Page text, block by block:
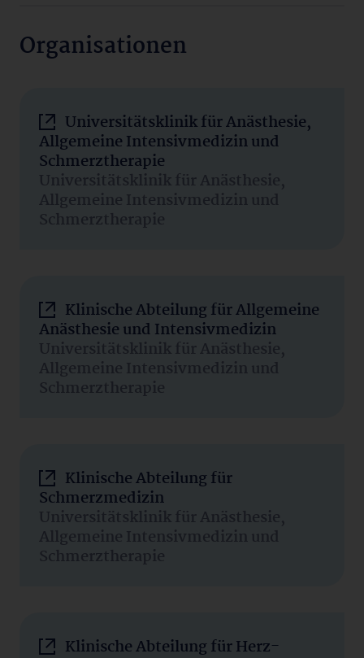
Organisationen
Universitätsklinik für Anästhesie,
Allgemeine Intensivmedizin und
Schmerztherapie
Universitätsklinik für Anästhesie,
Allgemeine Intensivmedizin und
Schmerztherapie
Klinische Abteilung für Allgemeine
Anästhesie und Intensivmedizin
Universitätsklinik für Anästhesie,
Allgemeine Intensivmedizin und
Schmerztherapie
Klinische Abteilung für
Schmerzmedizin
Universitätsklinik für Anästhesie,
Allgemeine Intensivmedizin und
Schmerztherapie
Klinische Abteilung für Herz-